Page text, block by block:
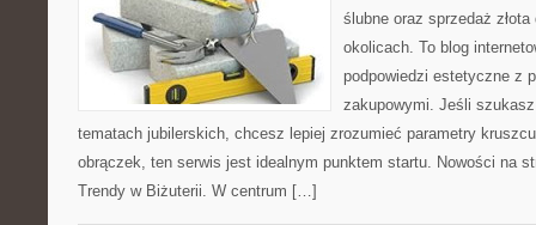
ślubne oraz sprzedaż
okolicach. To blog
podpowiedzi estetyczne z
zakupowymi. Jeśli
tematach jubilerskich, chcesz lepiej zrozumieć parametry
obrączek, ten serwis jest idealnym punktem startu. Nowości na
Trendy w Biżuterii. W centrum […]